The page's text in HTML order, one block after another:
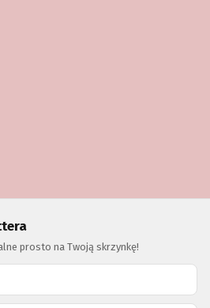
prosto na Twoją skrzynkę!